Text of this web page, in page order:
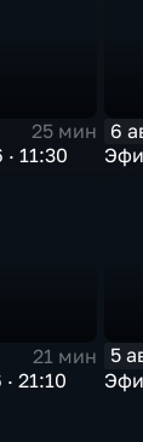
25 мин
11:30
6
21 мин
21:10
5